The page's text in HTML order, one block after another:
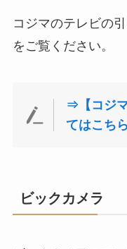
コジマのテレビの
をご覧ください。
⇒【コジ
てはこちら
ビックカメラ